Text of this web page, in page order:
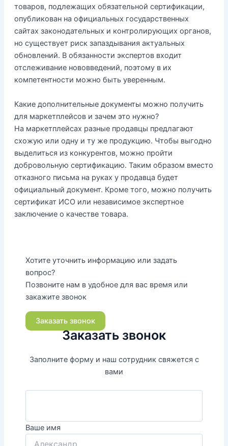
товаров, подлежащих обязательной сертификации,
опубликован на официальных государственных
сайтах законодательных и контролирующих органов,
но существует риск запаздывания актуальных
обновлений. В обязанности экспертов входит
отслеживание нововведений, поэтому в их
компетентности можно быть уверенным.
Какие дополнительные документы можно получить
для маркетплейсов и зачем это нужно?
На маркетплейсах разные продавцы предлагают
схожую или одну и ту же продукцию. Чтобы выгодно
выделиться из конкурентов, можно пройти
добровольную сертификацию. Таким образом вместо
отказного письма на руках у продавца будет
официальный документ. Кроме того, можно получить
сертификат ИСО или независимое экспертное
заключение о качестве товара.
Хотите уточнить информацию или задать
вопрос?
Позвоните нам в удобное для вас время или
закажите звонок
Заказать звонок
Заказать звонок
Заполните форму и наш сотрудник свяжется с
вами
Ваше имя